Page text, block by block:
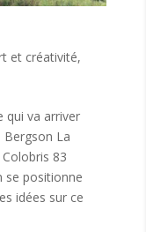
et créativité,
qui va arriver
Bergson La
83
se positionne
idées sur ce